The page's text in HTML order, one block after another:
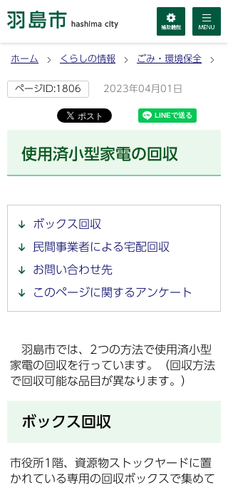
ホーム くらしの情報 ごみ・環境保全
ページID:1806 2023年04月01日
使用済小型家電の回収
ボックス回収
民間事業者による宅配回収
お問い合わせ先
このページに関するアンケート
羽島市では、2つの方法で使用済小型
家電の回収を行っています。（回収方法
で回収可能な品目が異なります。）
ボックス回収
市役所1階、資源物ストックヤードに置
かれている専用の回収ボックスで集めて